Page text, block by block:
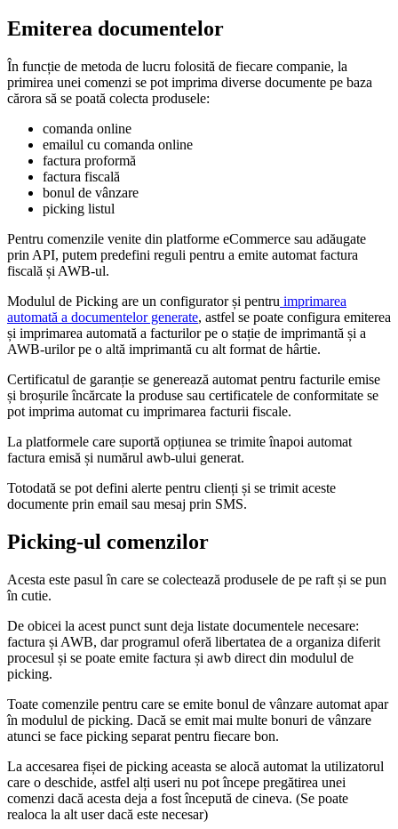
Emiterea documentelor
În funcție de metoda de lucru folosită de fiecare companie, la
primirea unei comenzi se pot imprima diverse documente pe baza
cărora să se poată colecta produsele:
comanda online
emailul cu comanda online
factura proformă
factura fiscală
bonul de vânzare
picking listul
Pentru comenzile venite din platforme eCommerce sau adăugate
prin API, putem predefini reguli pentru a emite automat factura
fiscală și AWB-ul.
Modulul de Picking are un configurator și pentru imprimarea
automată a documentelor generate, astfel se poate configura emiterea
și imprimarea automată a facturilor pe o stație de imprimantă și a
AWB-urilor pe o altă imprimantă cu alt format de hârtie.
Certificatul de garanție se generează automat pentru facturile emise
și broșurile încărcate la produse sau certificatele de conformitate se
pot imprima automat cu imprimarea facturii fiscale.
La platformele care suportă opțiunea se trimite înapoi automat
factura emisă și numărul awb-ului generat.
Totodată se pot defini alerte pentru clienți și se trimit aceste
documente prin email sau mesaj prin SMS.
Picking-ul comenzilor
Acesta este pasul în care se colectează produsele de pe raft și se pun
în cutie.
De obicei la acest punct sunt deja listate documentele necesare:
factura și AWB, dar programul oferă libertatea de a organiza diferit
procesul și se poate emite factura și awb direct din modulul de
picking.
Toate comenzile pentru care se emite bonul de vânzare automat apar
în modulul de picking. Dacă se emit mai multe bonuri de vânzare
atunci se face picking separat pentru fiecare bon.
La accesarea fișei de picking aceasta se alocă automat la utilizatorul
care o deschide, astfel alți useri nu pot începe pregătirea unei
comenzi dacă acesta deja a fost începută de cineva. (Se poate
realoca la alt user dacă este necesar)